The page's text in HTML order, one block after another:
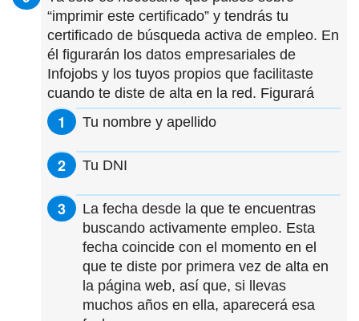
“imprimir este certificado” y tendrás tu
certificado de búsqueda activa de empleo. En
él figurarán los datos empresariales de
Infojobs y los tuyos propios que facilitaste
cuando te diste de alta en la red. Figurará
Tu nombre y apellido
Tu DNI
La fecha desde la que te encuentras
buscando activamente empleo. Esta
fecha coincide con el momento en el
que te diste por primera vez de alta en
la página web, así que, si llevas
muchos años en ella, aparecerá esa